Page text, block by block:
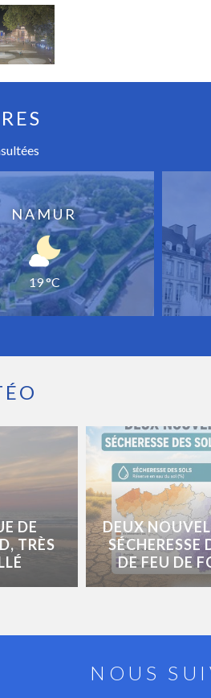
NAMUR
19 °C
DE
TRÈS
DEUX
SÉCHERESSE
DE FEU DE
NOUS